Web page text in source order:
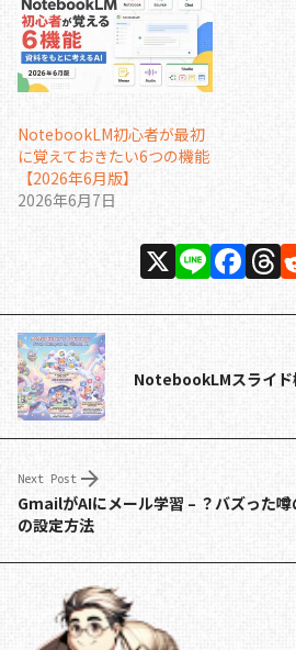
NotebookLM初心者が最初
に覚えておきたい6つの機能
【2026年6月版】
2026年6月7日
X Li
e
F
c
e
b
o
k
s
NotebookLMスライ
Next Post
GmailがAIにメール学習 – ？バズった噂
の設定方法